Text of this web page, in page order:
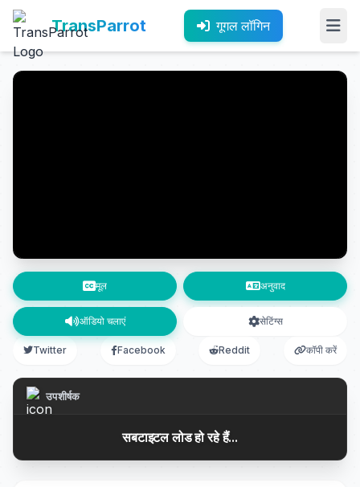
TransParrot गूगल लॉगिन
मूल अनुवाद
ऑडियो चलाएं सेटिंग्स
Twitter Facebook Reddit कॉपी करें
उपशीर्षक
सबटाइटल लोड हो रहे हैं...